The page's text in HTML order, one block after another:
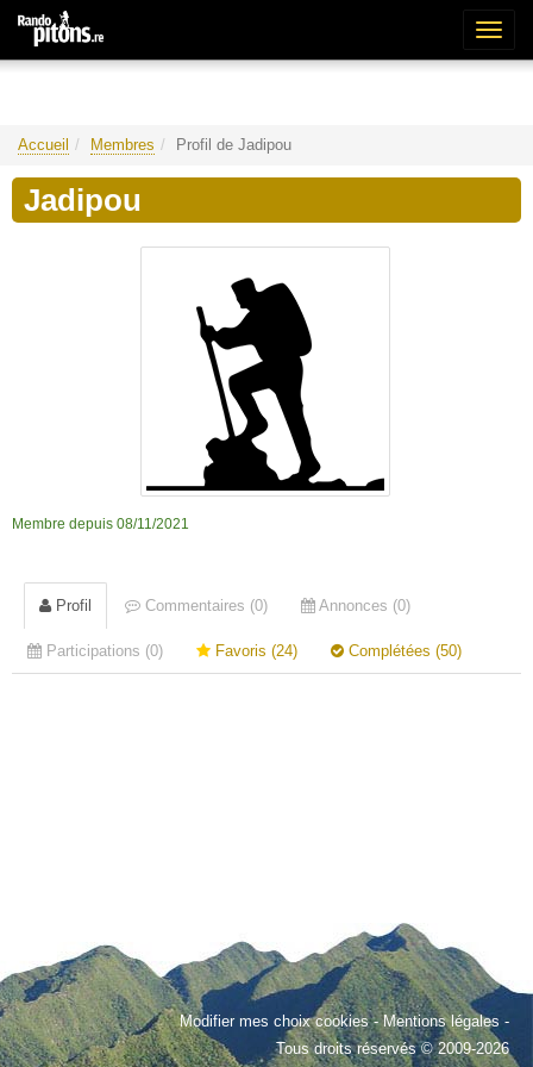
Accueil Membres Profil de Jadipou
Jadipou
Membre depuis 08/11/2021
Profil Commentaires (0) Annonces (0)
Participations (0) Favoris (24) Complétées (50)
Modifier mes choix cookies-Mentions légales -
Tous droits réservés © 2009-2026